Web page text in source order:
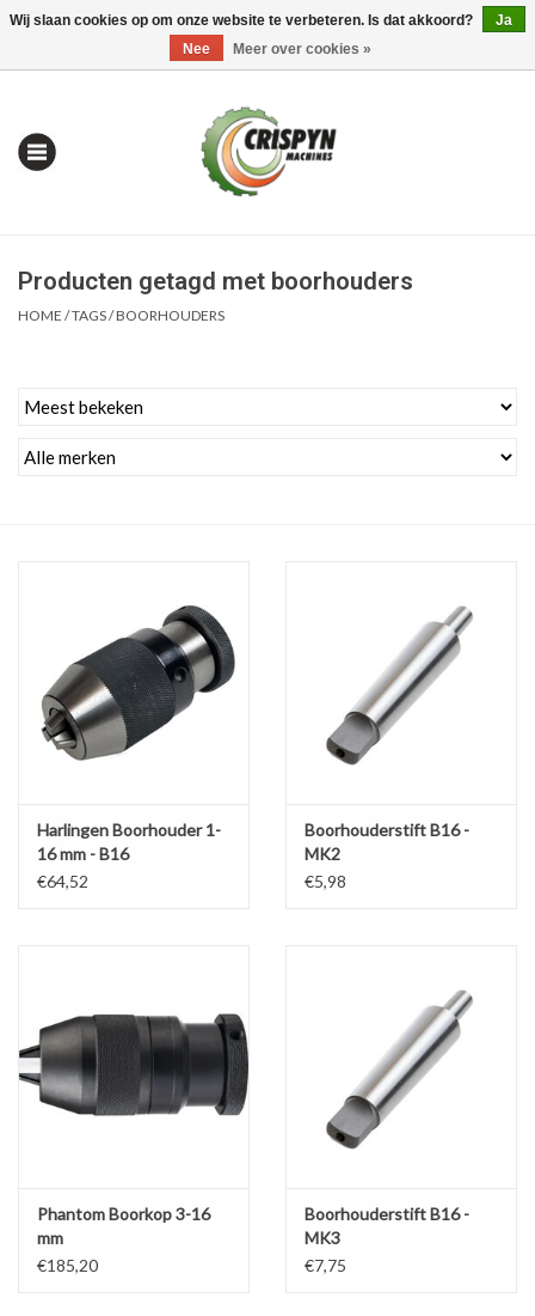
0 Artikelen - €0,00 Mijn account / Registreren
| Alles om te Meten |
Alles om te Draaien |
Alles om te Zagen |
Schroefdraad snijden |
Varia |
Cadeaubonnen &
Producten getagd met boorhouders
HOME /TAGS/BOORHOUDERS
Harlingen Boorhouder 1-
16 mm - B16
€64,52
Boorhouderstift B16 -
MK2
€5,98
Phantom Boorkop 3-16
mm
€185,20
Boorhouderstift B16 -
MK3
€7,75
Wij slaan cookies op om onze website te verbeteren. Is dat akkoord?
Ja
Nee
Meer over cookies »